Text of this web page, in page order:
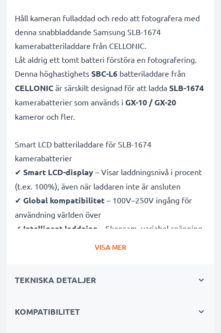
Håll kameran fulladdad och redo att fotografera med
denna snabbladdande Samsung SLB-1674
kamerabatteriladdare från CELLONIC.
Låt aldrig ett tomt batteri förstöra en fotografering.
Denna höghastighets SBC-L6 batteriladdare från
CELLONIC är särskilt designad för att ladda SLB-1674
kamerabatterier som används i GX-10 / GX-20
kameror och fler.
Smart LCD batteriladdare för SLB-1674
kamerabatterier
✔ Smart LCD-display – Visar laddningsnivå i procent
(t.ex. 100%), även när laddaren inte är ansluten
✔ Global kompatibilitet – 100V–250V ingång för
användning världen över
✔ Intelligent laddning – Skonsam, variabel spänning
förlänger batteriets livslängd
kortslutning
Kompakt & resevänlig
VISA MER
TEKNISKA DETALJER
KOMPATIBILITET